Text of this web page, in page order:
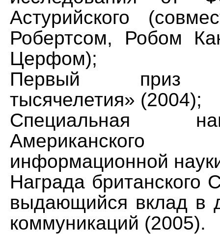
Астурийского
Робертсом, Робом
Церфом);
Первый приз
тысячелетия» (2004);
Специальная
информационной
Награда британского
выдающийся вклад в
коммуникаций (2005).